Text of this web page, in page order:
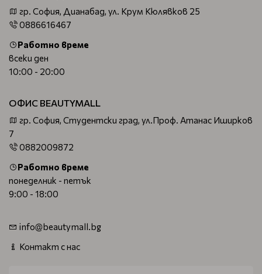
гр. София, Дианабад, ул. Крум Кюлявков 25
0886616467
Работно време
всеки ден
10:00 - 20:00
ОФИС BEAUTYMALL
гр. София, Студентски град, ул.Проф. Атанас Иширков
7
0882009872
Работно време
понеделник - петък
9:00 - 18:00
info@beautymall.bg
Контакт с нас